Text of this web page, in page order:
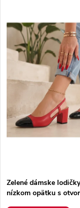
Zelené dámske
nízkom opätku s